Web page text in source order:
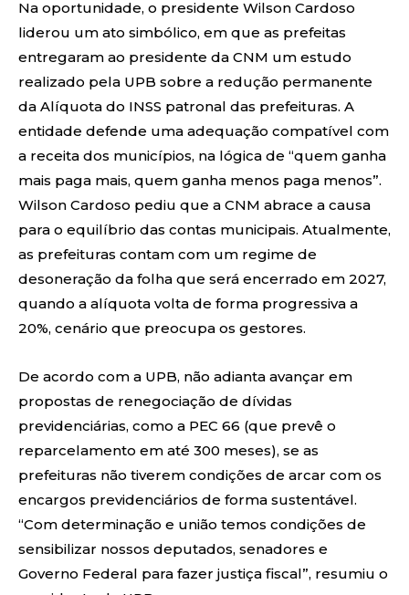
Na oportunidade, o presidente Wilson Cardoso
liderou um ato simbólico, em que as prefeitas
entregaram ao presidente da CNM um estudo
realizado pela UPB sobre a redução permanente
da Alíquota do INSS patronal das prefeituras. A
entidade defende uma adequação compatível com
a receita dos municípios, na lógica de “quem ganha
mais paga mais, quem ganha menos paga menos”.
Wilson Cardoso pediu que a CNM abrace a causa
para o equilíbrio das contas municipais. Atualmente,
as prefeituras contam com um regime de
desoneração da folha que será encerrado em 2027,
quando a alíquota volta de forma progressiva a
20%, cenário que preocupa os gestores.
De acordo com a UPB, não adianta avançar em
propostas de renegociação de dívidas
previdenciárias, como a PEC 66 (que prevê o
reparcelamento em até 300 meses), se as
prefeituras não tiverem condições de arcar com os
encargos previdenciários de forma sustentável.
“Com determinação e união temos condições de
sensibilizar nossos deputados, senadores e
Governo Federal para fazer justiça fiscal”, resumiu o